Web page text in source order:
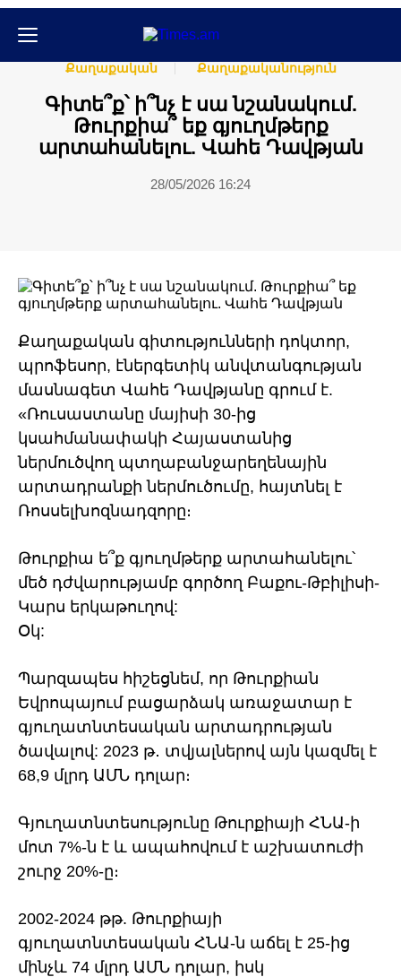
Քաղաքական
Քաղաքականություն
Գիտե՞ք՝ ի՞նչ է սա նշանակում.
Թուրքիա՞ եք գյուղմթերք
արտահանելու. Վահե Դավթյան
28/05/2026 16:24
Քաղաքական գիտությունների դոկտոր,
պրոֆեսոր, էներգետիկ անվտանգության
մասնագետ Վահե Դավթյանը գրում է.
«Ռուսաստանը մայիսի 30-ից
կսահմանափակի Հայաստանից
ներմուծվող պտղաբանջարեղենային
արտադրանքի ներմուծումը, հայտնել է
Ռոսսելխոզնադզորը։
Թուրքիա ե՞ք գյուղմթերք արտահանելու՝
մեծ դժվարությամբ գործող Բաքու-Թբիլիսի-
Կարս երկաթուղով:
Օկ:
Պարզապես հիշեցնեմ, որ Թուրքիան
Եվրոպայում բացարձակ առաջատար է
գյուղատնտեսական արտադրության
ծավալով: 2023 թ․ տվյալներով այն կազմել է
68,9 մլրդ ԱՄՆ դոլար։
Գյուղատնտեսությունը Թուրքիայի ՀՆԱ-ի
մոտ 7%-ն է և ապահովում է աշխատուժի
շուրջ 20%-ը։
2002-2024 թթ. Թուրքիայի
գյուղատնտեսական ՀՆԱ-ն աճել է 25-ից
մինչև 74 մլրդ ԱՄՆ դոլար, իսկ